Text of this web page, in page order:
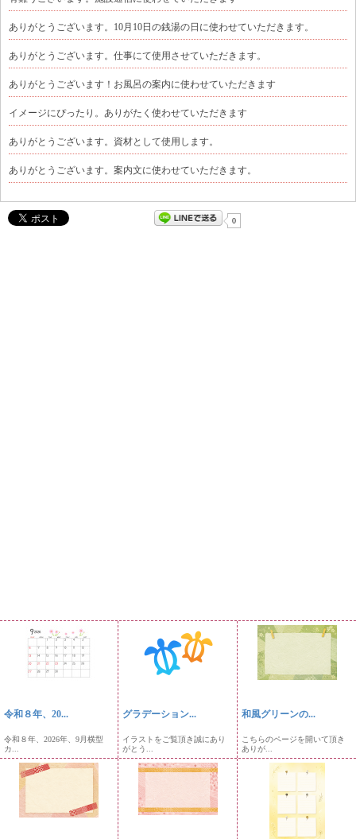
ありがとうございます。10月10日の銭湯の日に使わせていただきます。
ありがとうございます。仕事にて使用させていただきます。
ありがとうございます！お風呂の案内に使わせていただきます
イメージにぴったり。ありがたく使わせていただきます
ありがとうございます。資材として使用します。
ありがとうございます。案内文に使わせていただきます。
0
令和８年、20...
令和８年、2026年、9月横型
カ...
グラデーション...
イラストをご覧頂き誠にあり
がとう...
和風グリーンの...
こちらのページを開いて頂き
ありが...